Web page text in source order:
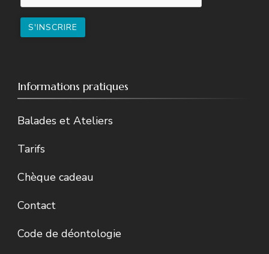
Informations pratiques
Balades et Ateliers
Tarifs
Chèque cadeau
Contact
Code de déontologie